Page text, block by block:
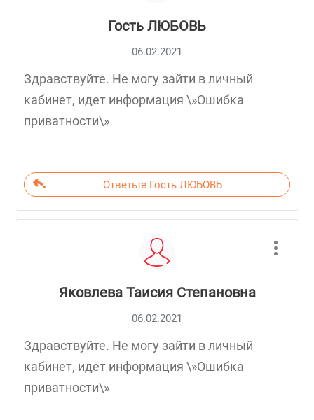
Гость ЛЮБОВЬ
06.02.2021
Здравствуйте. Не могу зайти в личный
кабинет, идет информация \»Ошибка
приватности\»
Ответьте Гость ЛЮБОВЬ
Яковлева Таисия Степановна
06.02.2021
Здравствуйте. Не могу зайти в личный
кабинет, идет информация \»Ошибка
приватности\»